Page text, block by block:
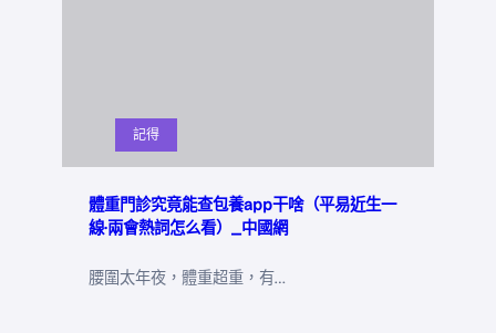
記得
體重門診究竟能查包養app干啥（平易近生一
線·兩會熱詞怎么看）_中國網
腰圍太年夜，體重超重，有…